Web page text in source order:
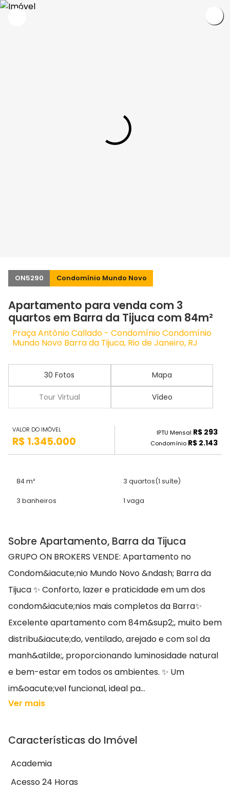
ON5290 Condomínio Mundo Novo
Apartamento para venda com 3
quartos em Barra da Tijuca com 84m²
Praça Antônio Callado - Condomínio Condomínio
Mundo Novo Barra da Tijuca, Rio de Janeiro, RJ
30 Fotos Mapa
Tour Virtual Vídeo
VALOR DO IMÓVEL
R$ 1.345.000
IPTU Mensal R$ 293
Condomínio R$ 2.143
84 m² 3 quartos(1 suíte)
3 banheiros 1 vaga
Sobre Apartamento, Barra da Tijuca
GRUPO ON BROKERS VENDE: Apartamento no
Condom&iacute;nio Mundo Novo &ndash; Barra da
Tijuca ✨ Conforto, lazer e praticidade em um dos
condom&iacute;nios mais completos da Barra✨
Excelente apartamento com 84m&sup2;, muito bem
distribu&iacute;do, ventilado, arejado e com sol da
manh&atilde;, proporcionando luminosidade natural
e bem-estar em todos os ambientes. ✨ Um
im&oacute;vel funcional, ideal pa...
Ver mais
Características do Imóvel
Academia
Acesso 24 Horas